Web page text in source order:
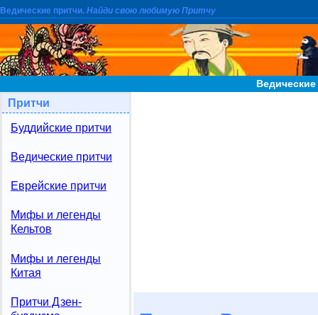
Ведические притчи. Найди свою любимую Притчу
Притчи
Буддийские притчи
Ведические притчи
Еврейские притчи
Мифы и легенды
Кельтов
Мифы и легенды
Китая
Притчи Дзен-